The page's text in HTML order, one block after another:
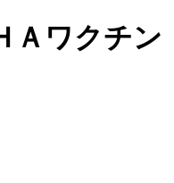
Ａワクチン